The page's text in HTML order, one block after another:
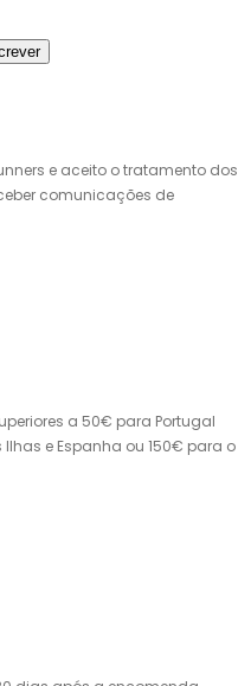
e aceito o tratamento dos
comunicações de
a 50€ para Portugal
e Espanha ou 150€ para o